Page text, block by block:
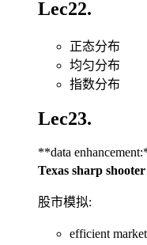
Lec22.
正态分布
均匀分布
指数分布
Lec23.
**data
Texas sharp
股市模拟:
efficient